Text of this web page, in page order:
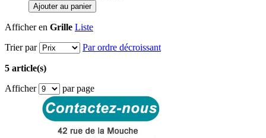
Ajouter au panier
Afficher en Grille Liste
Trier par
Par ordre décroissant
5 article(s)
Afficher
par page